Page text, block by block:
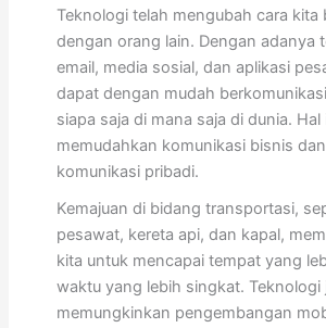
Teknologi telah mengubah cara kita
dengan orang lain. Dengan adanya
email, media sosial, dan aplikasi
dapat dengan mudah
siapa saja di mana saja di dunia. Hal
memudahkan komunikasi bisnis
komunikasi pribadi.
Kemajuan di bidang transportasi,
pesawat, kereta api, dan kapal,
kita untuk mencapai tempat yang
waktu yang lebih singkat. Teknologi
memungkinkan pengembangan